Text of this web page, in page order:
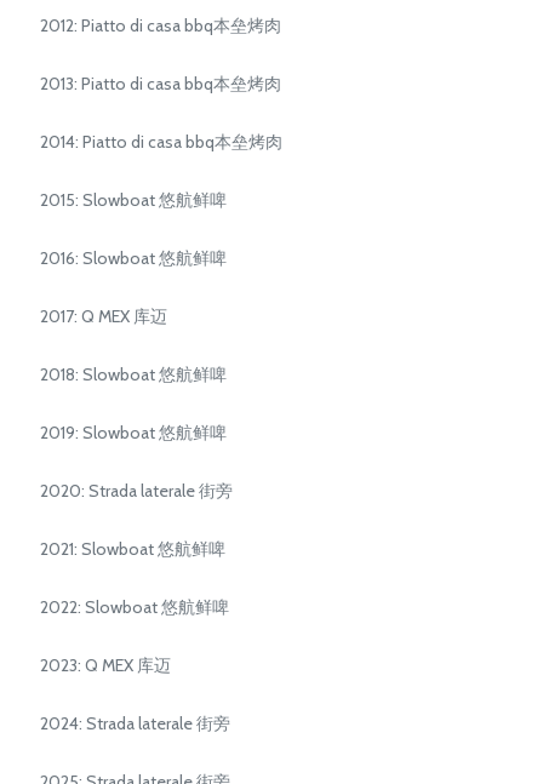
2012: Piatto di casa bbq本垒烤肉
2013: Piatto di casa bbq本垒烤肉
2014: Piatto di casa bbq本垒烤肉
2015: Slowboat 悠航鲜啤
2016: Slowboat 悠航鲜啤
2017: Q MEX 库迈
2018: Slowboat 悠航鲜啤
2019: Slowboat 悠航鲜啤
2020: Strada laterale 街旁
2021: Slowboat 悠航鲜啤
2022: Slowboat 悠航鲜啤
2023: Q MEX 库迈
2024: Strada laterale 街旁